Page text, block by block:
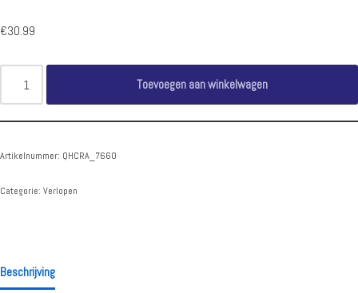
€30.99
Toevoegen aan winkelwagen
Artikelnummer: QHCRA_7660
Categorie: Verlopen
Beschrijving